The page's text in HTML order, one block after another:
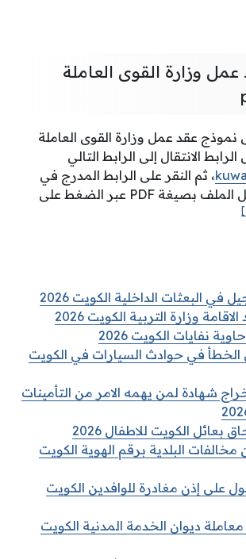
وزارة القوى العاملة
نموذج عقد عمل وزارة القوى العاملة
الانتقال إلى الرابط التالي
، ثم النقر على الرابط المدرج في
الصفحة، وتحميل الملف بصيغة PDF عبر الضغط على
في البعثات الداخلية الكويت 2026
وزارة التربية الكويت 2026
نفايات الكويت 2026
الخطأ في حوادث السيارات في الكويت
شهادة لمن يهمه الامر من التأمينات
بعائل الكويت للاطفال 2026
مخالفات البلدية برقم الهوية الكويت
على إذن مغادرة للوافدين الكويت
ديوان الخدمة المدنية الكويت